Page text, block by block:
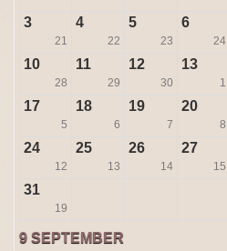
3
21
4
22
5
23
6
24
10
28
11
29
12
30
13
1
17
5
18
6
19
7
20
8
24
12
25
13
26
14
27
15
31
19
9 SEPTEMBER